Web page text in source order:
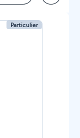
Particulier